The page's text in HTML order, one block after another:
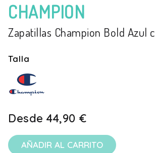
CHAMPION
Zapatillas Champion Bold Azul c
Talla
Desde 44,90 €
AÑADIR AL CARRITO